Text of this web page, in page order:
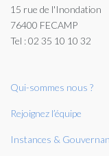
15 rue de l'Inondation
76400 FECAMP
Tel : 02 35 10 10 32
Qui-sommes nous ?
Rejoignez l’équipe
Instances &